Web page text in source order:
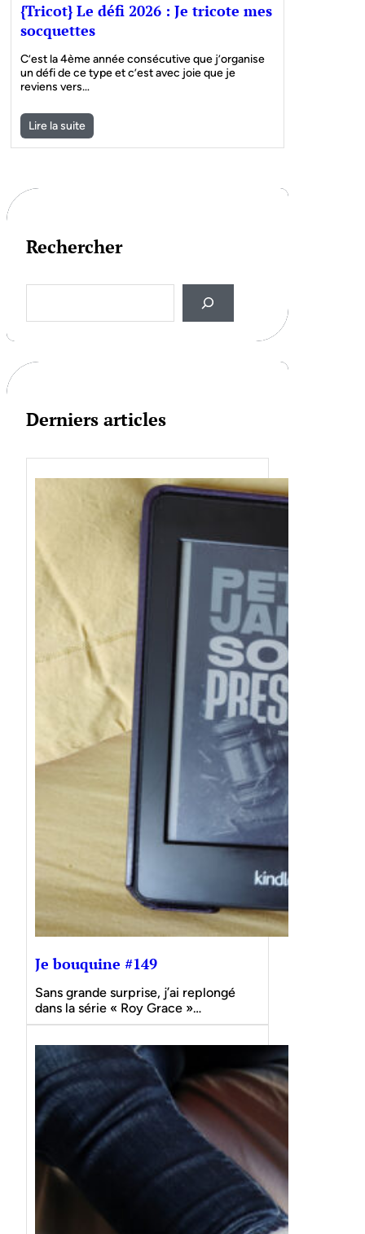
{Tricot} Le défi 2026 : Je tricote mes
socquettes
C’est la 4ème année consécutive que j’organise
un défi de ce type et c’est avec joie que je
reviens vers…
Lire la suite
Rechercher
a
h
Derniers articles
Je bouquine #149
Sans grande surprise, j’ai replongé
dans la série « Roy Grace »…